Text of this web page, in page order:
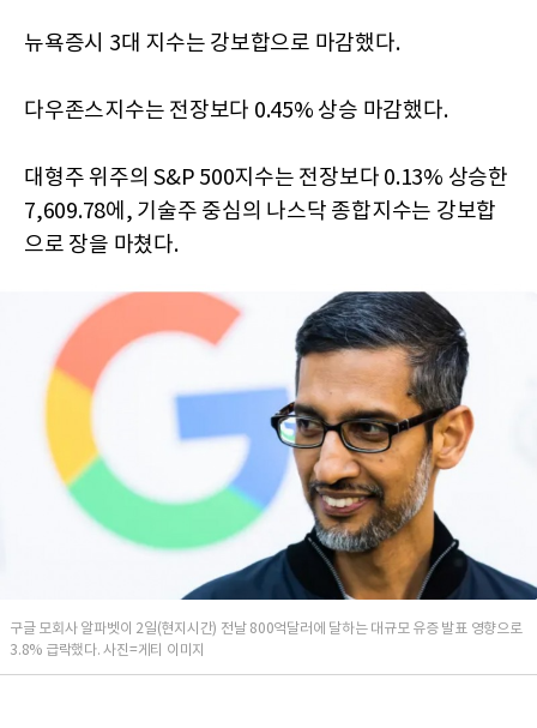
뉴욕증시 3대 지수는 강보합으로 마감했다.
다우존스지수는 전장보다 0.45% 상승 마감했다.
대형주 위주의 S&P 500지수는 전장보다 0.13% 상승한
7,609.78에, 기술주 중심의 나스닥 종합지수는 강보합
으로 장을 마쳤다.
구글 모회사 알파벳이 2일(현지시간) 전날 800억달러에 달하는 대규모 유증 발표 영향으로
3.8% 급락했다. 사진=게티 이미지